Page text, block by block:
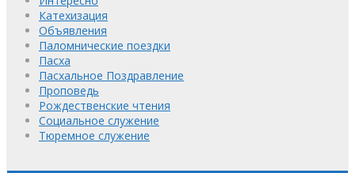
Катехизация
Объявления
Паломнические поездки
Пасха
Пасхальное Поздравление
Проповедь
Рождественские чтения
Социальное служение
Тюремное служение